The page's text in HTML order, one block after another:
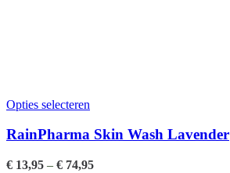
Opties selecteren
RainPharma Skin Wash Lavender
€ 13,95 – € 74,95